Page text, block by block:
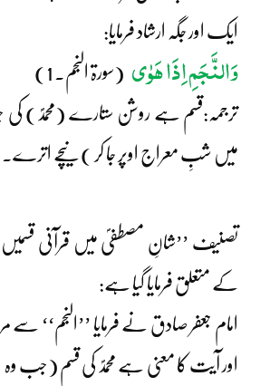
ایک اور جگہ ارشاد فرمایا:
وَالنَّجَمِ اِذَا ھَوٰی (سورۃ النجم۔ 1)
ترجمہ:قسم ہے روشن ستارے (محمدؐ)
میں شبِ معراج اوپر جا کر )نیچے اترے۔
تصنیف ’’شانِ مصطفیؐ میں قرآنی
کے متعلق فرمایا گیا ہے:
امام جعفر صادق نے فرمایا ’’النجم‘‘ سے
اور آیت کا معنی ہے محمدؐ کی قسم (جب